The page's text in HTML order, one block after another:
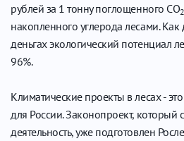
рублей за 1 тонну поглощенного СО2
накопленного углерода лесами.
деньгах экологический потенциал
96%.
Климатические проекты в лесах -
для России. Законопроект, который
деятельность, уже подготовлен